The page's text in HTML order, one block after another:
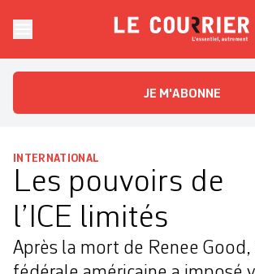
Le Courrier
JE M'ABONNE
INTERNATIONAL
Les pouvoirs de
l’ICE limités
Après la mort de Renee Good,